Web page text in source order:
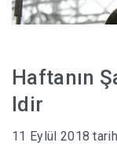
Haftanın
Idir
11 Eylül 2018